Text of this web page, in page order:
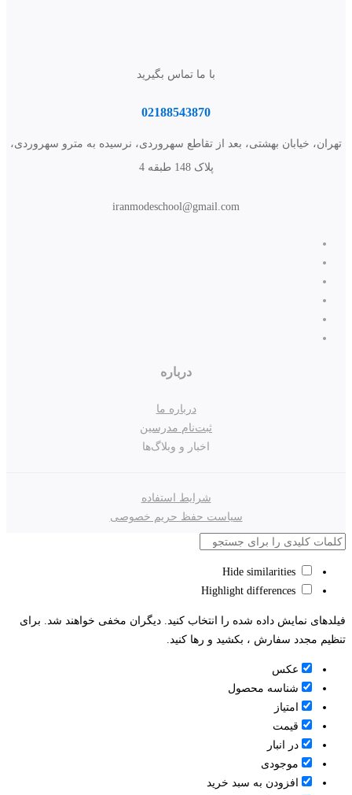
با ما تماس بگیرید
02188543870
تهران، خیابان بهشتی، بعد از تقاطع سهروردی، نرسیده به مترو سهروردی،
پلاک 148 طبقه 4
iranmodeschool@gmail.com
درباره
درباره ما
ثبت‌نام مدرسین
اخبار و وبلاگ‌ها
شرایط استفاده
سیاست حفظ حریم خصوصی
فیلدهای نمایش داده شده را انتخاب کنید. دیگران مخفی خواهند شد. برای
تنظیم مجدد سفارش ، بکشید و رها کنید.
عکس
شناسه محصول
امتیاز
قیمت
در انبار
موجودی
افزودن به سبد خرید